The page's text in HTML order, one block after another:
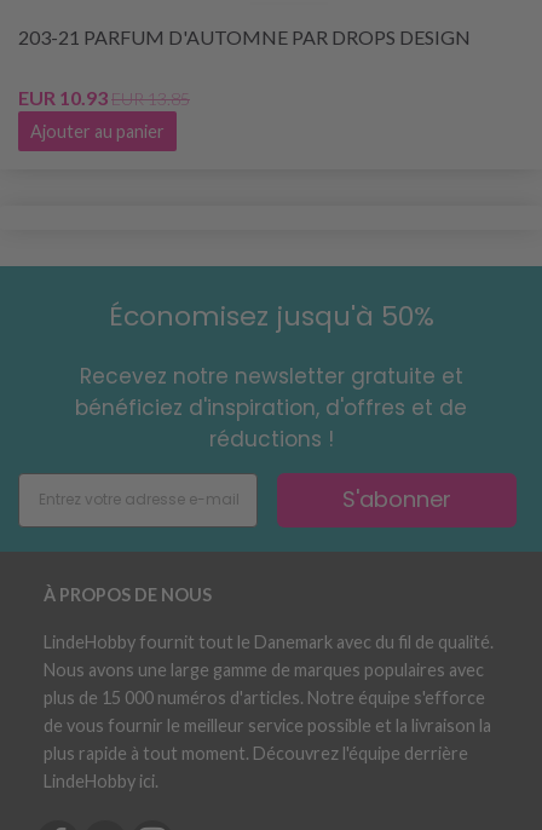
203-21 PARFUM D'AUTOMNE PAR DROPS DESIGN
EUR 10.93EUR 13.85
Ajouter au panier
Économisez jusqu'à 50%
Recevez notre newsletter gratuite et
bénéficiez d'inspiration, d'offres et de
réductions !
S'abonner
À PROPOS DE NOUS
LindeHobby fournit tout le Danemark avec du fil de qualité.
Nous avons une large gamme de marques populaires avec
plus de 15 000 numéros d'articles. Notre équipe s'efforce
de vous fournir le meilleur service possible et la livraison la
plus rapide à tout moment. Découvrez l'équipe derrière
LindeHobby ici.